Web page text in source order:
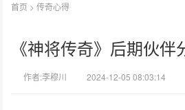
首页 >传奇心得
《神将传奇》后期伙伴
作者:李穆川 2024-12-05 08:03:14